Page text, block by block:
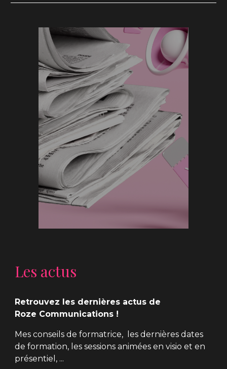
Les actus
Retrouvez les dernières actus de
Roze Communications !
Mes conseils de formatrice, les dernières dates
de formation, les sessions animées en visio et en
présentiel, ...